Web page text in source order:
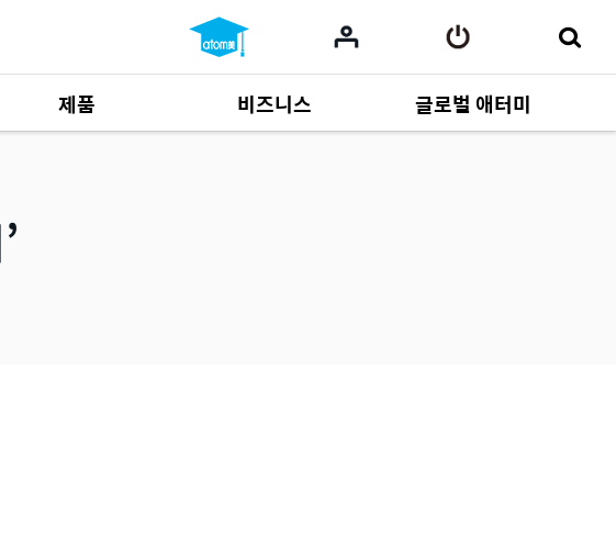
제품
제품 자료685
비즈니스
사업 자료165
글로벌 애터미